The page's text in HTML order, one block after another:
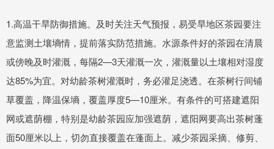
1.高温干旱防御措施。及时关注天气预报，易受旱地区茶园要注
意监测土壤墒情，提前落实防范措施。水源条件好的茶园在清晨
或傍晚及时灌溉，每隔2—3天灌溉一次，灌溉量以土壤相对湿度
达85%为宜。对幼龄茶树灌溉时，务必灌足浇透。在茶树行间铺
草覆盖，降温保墒，覆盖厚度5—10厘米。有条件的可搭建遮阳
网或遮荫棚，特别是幼龄茶园应加强遮荫，遮阳网要高出茶树蓬
面50厘米以上，切勿直接覆盖在蓬面上。减少茶园采摘、修剪、